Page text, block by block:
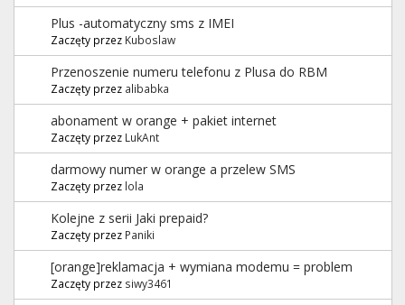
Plus -automatyczny sms z IMEI
Zaczęty przez Kuboslaw
Przenoszenie numeru telefonu z Plusa do RBM
Zaczęty przez alibabka
abonament w orange + pakiet internet
Zaczęty przez LukAnt
darmowy numer w orange a przelew SMS
Zaczęty przez lola
Kolejne z serii Jaki prepaid?
Zaczęty przez Paniki
[orange]reklamacja + wymiana modemu = problem
Zaczęty przez siwy3461